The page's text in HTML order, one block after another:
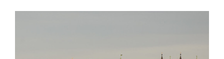
schränkte Menschen sowie...